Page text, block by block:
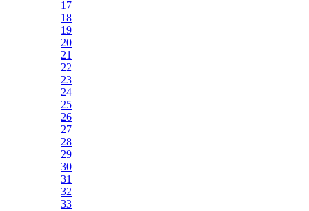
17
18
19
20
21
22
23
24
25
26
27
28
29
30
31
32
33